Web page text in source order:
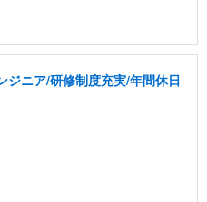
ジニア/研修制度充実/年間休日